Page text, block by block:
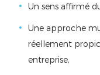
Un sens affirmé
Une approche
réellement
entreprise,